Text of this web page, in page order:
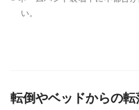
い。
転倒やベッドからの転